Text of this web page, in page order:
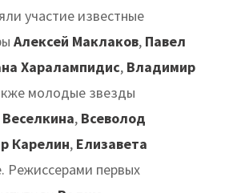
участие известные
Алексей Маклаков, Павел
Харалампидис, Владимир
молодые звезды
, Всеволод
Карелин, Елизавета
Режиссерами первых